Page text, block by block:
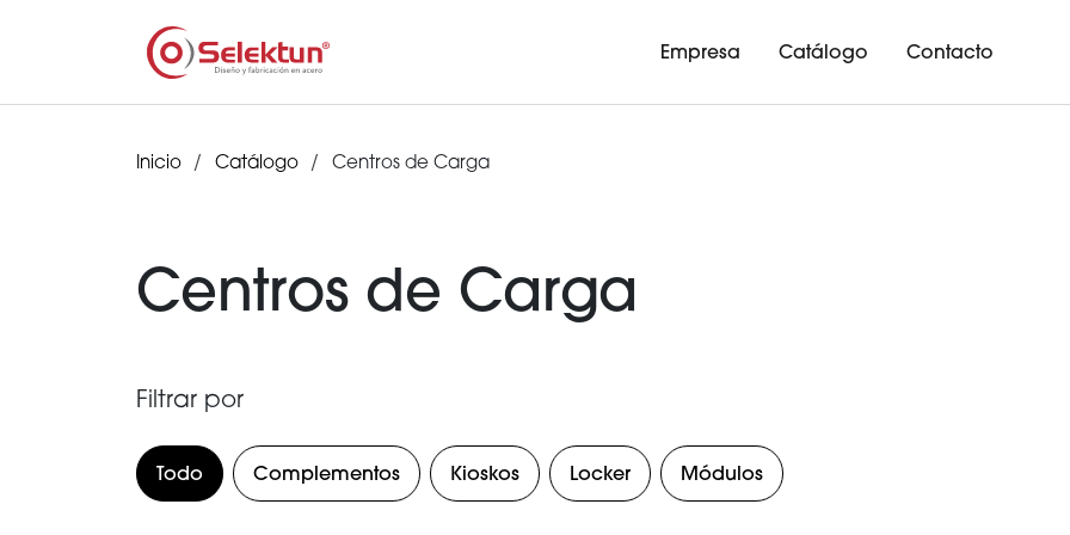
Empresa Catálogo Contacto
Inicio Catálogo Centros de Carga
Centros de Carga
Filtrar por
Todo Complementos Kioskos Locker Módulos